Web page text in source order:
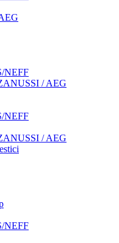
NEFF
/ AEG
NEFF
/ AEG
NEFF